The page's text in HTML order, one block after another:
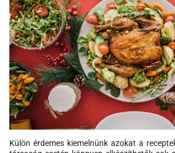
Külön érdemes kiemelnünk azokat a